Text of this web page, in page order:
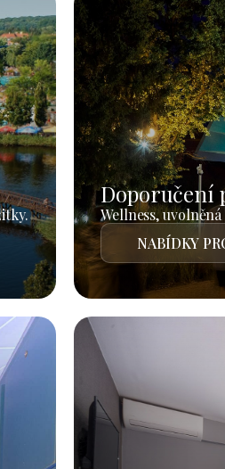
Doporučení
Wellness,
NABÍDKY